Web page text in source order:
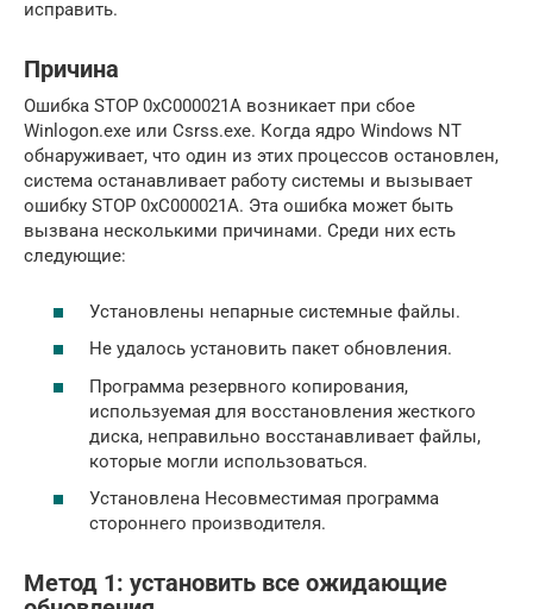
исправить.
Причина
Ошибка STOP 0xC000021A возникает при сбое
Winlogon.exe или Csrss.exe. Когда ядро Windows NT
обнаруживает, что один из этих процессов остановлен,
система останавливает работу системы и вызывает
ошибку STOP 0xC000021A. Эта ошибка может быть
вызвана несколькими причинами. Среди них есть
следующие:
Установлены непарные системные файлы.
Не удалось установить пакет обновления.
Программа резервного копирования,
используемая для восстановления жесткого
диска, неправильно восстанавливает файлы,
которые могли использоваться.
Установлена Несовместимая программа
стороннего производителя.
Метод 1: установить все ожидающие